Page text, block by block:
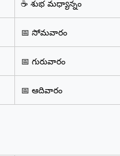
☕ శుభ మధ్యాన్నం
📅 సోమవారం
📅 గురువారం
📅 ఆదివారం